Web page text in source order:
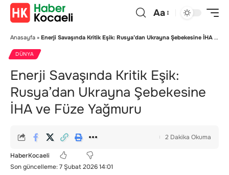
Aa
Anasayfa » Enerji Savaşında Kritik Eşik: Rusya’dan Ukrayna Şebekesine İHA ve Füze Yağmuru
DÜNYA
Enerji Savaşında Kritik Eşik:
Rusya’dan Ukrayna Şebekesine
İHA ve Füze Yağmuru
Son güncelleme: 7 Şubat 2026 14:01
HaberKocaeli
2 Dakika Okuma